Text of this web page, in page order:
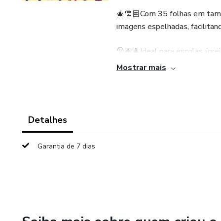
🎄🎅🏽Com 35 folhas em
imagens espelhadas,
🎅🏽🎄Ideal para escolas,
proporciona praticidade e
Mostrar mais
Detalhes
Garantia de 7 dias